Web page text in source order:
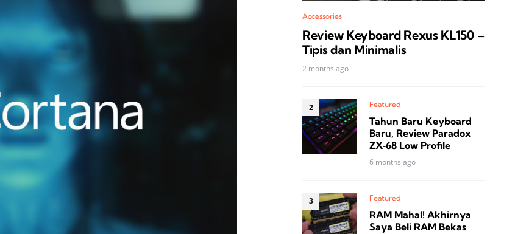
Accessories
Review Keyboard Rexus KL150 –
Tipis dan Minimalis
2 months ago
Featured
Tahun Baru Keyboard
Baru, Review Paradox
ZX‑68 Low Profile
6 months ago
Featured
RAM Mahal! Akhirnya
Saya Beli RAM Bekas